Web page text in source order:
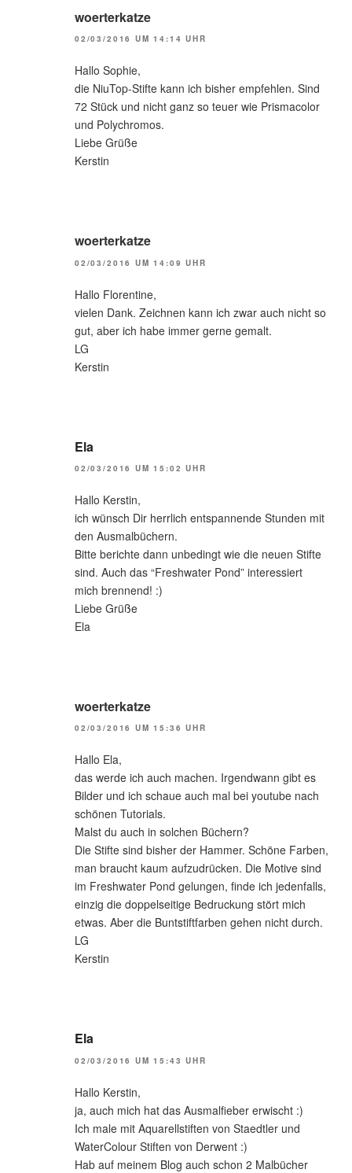
woerterkatze
02/03/2016 UM 14:14 UHR
Hallo Sophie,
die NiuTop-Stifte kann ich bisher empfehlen. Sind
72 Stück und nicht ganz so teuer wie Prismacolor
und Polychromos.
Liebe Grüße
Kerstin
woerterkatze
02/03/2016 UM 14:09 UHR
Hallo Florentine,
vielen Dank. Zeichnen kann ich zwar auch nicht so
gut, aber ich habe immer gerne gemalt.
LG
Kerstin
Ela
02/03/2016 UM 15:02 UHR
Hallo Kerstin,
ich wünsch Dir herrlich entspannende Stunden mit
den Ausmalbüchern.
Bitte berichte dann unbedingt wie die neuen Stifte
sind. Auch das “Freshwater Pond” interessiert
mich brennend! :)
Liebe Grüße
Ela
woerterkatze
02/03/2016 UM 15:36 UHR
Hallo Ela,
das werde ich auch machen. Irgendwann gibt es
Bilder und ich schaue auch mal bei youtube nach
schönen Tutorials.
Malst du auch in solchen Büchern?
Die Stifte sind bisher der Hammer. Schöne Farben,
man braucht kaum aufzudrücken. Die Motive sind
im Freshwater Pond gelungen, finde ich jedenfalls,
einzig die doppelseitige Bedruckung stört mich
etwas. Aber die Buntstiftfarben gehen nicht durch.
LG
Kerstin
Ela
02/03/2016 UM 15:43 UHR
Hallo Kerstin,
ja, auch mich hat das Ausmalfieber erwischt :)
Ich male mit Aquarellstiften von Staedtler und
WaterColour Stiften von Derwent :)
Hab auf meinem Blog auch schon 2 Malbücher